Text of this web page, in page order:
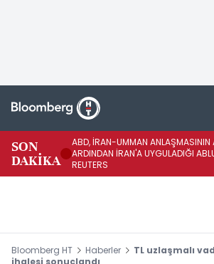
SON
DAKİKA
ABD, İRAN-UMMAN ANLAŞMASININ
ARDINDAN İRAN'A UYGULADIĞI
REUTERS
Bloomberg HT Haberler
TL uzlaşmalı
ihalesi sonuçlandı